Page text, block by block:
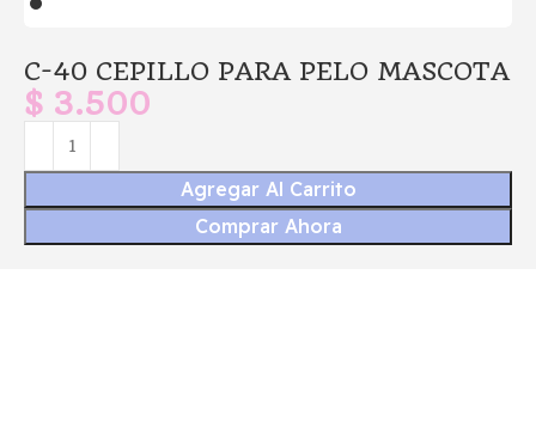
C-40 CEPILLO PARA PELO MASCOTA
$ 3.500
Agregar Al Carrito
Comprar Ahora